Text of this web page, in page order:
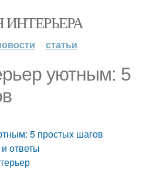
статьи
уютным: 5
5 простых шагов
ответы